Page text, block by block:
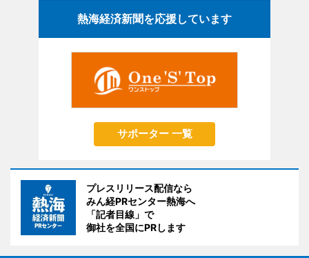
熱海経済新聞を応援しています
サポーター 一覧
プレスリリース配信なら
みん経PRセンター熱海へ
「記者目線」で
御社を全国にPRします